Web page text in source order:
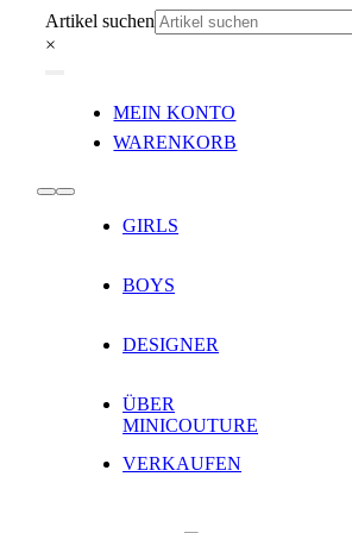
Inhalt
Artikel suchen
×
Navigation
MEIN KONTO
WARENKORB
Toggle
Navigation
GIRLS
BOYS
DESIGNER
ÜBER
MINICOUTURE
VERKAUFEN